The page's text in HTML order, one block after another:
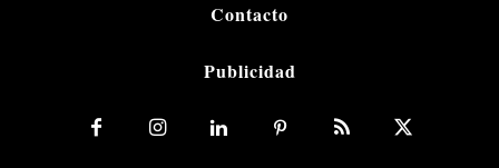
Contacto
Publicidad